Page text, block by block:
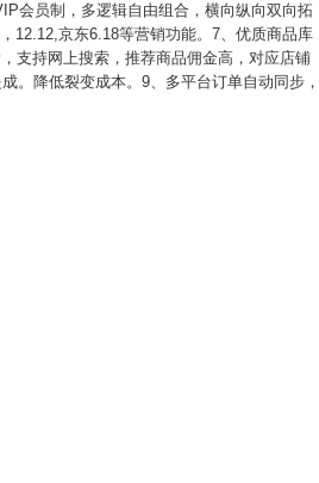
会员制，多逻辑自由组合，横向纵向双向拓
12.12,京东6.18等营销功能。7、优质商品库
支持网上搜索，推荐商品佣金高，对应店铺
。降低裂变成本。9、多平台订单自动同步，